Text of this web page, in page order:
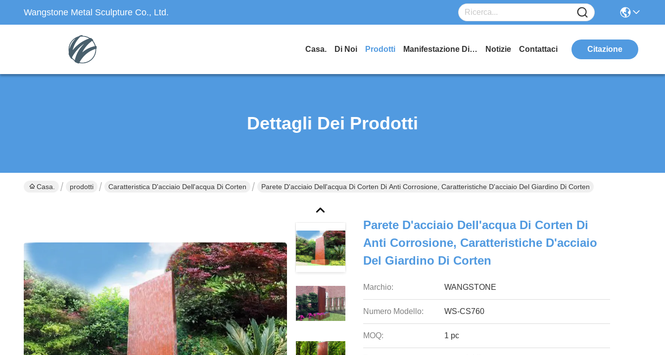
Wangstone Metal Sculpture Co., Ltd.
Casa. Di Noi Prodotti Manifestazione Di VR Notizie Contattaci Citazione
Dettagli Dei Prodotti
Casa. prodotti Caratteristica D'acciaio Dell'acqua Di Corten Parete D'acciaio Dell'acqua Di Corten Di Anti Corrosione, Caratteristiche D'acciaio Del Giardino Di Corten
Parete D'acciaio Dell'acqua Di Corten Di
Anti Corrosione, Caratteristiche D'acciaio
Del Giardino Di Corten
Marchio: WANGSTONE
Numero Modello: WS-CS760
MOQ: 1 pc